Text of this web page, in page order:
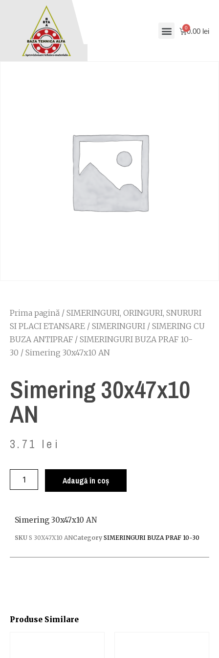
0.00 lei
Prima pagină / SIMERINGURI, ORINGURI, SNURURI
SI PLACI ETANSARE / SIMERINGURI / SIMERING CU
BUZA ANTIPRAF / SIMERINGURI BUZA PRAF 10-
30 / Simering 30x47x10 AN
Simering 30x47x10
AN
3.71 lei
Adaugă în coș
Produse Similare
Simering 30x47x10 AN
SKU S 30X47X10 ANCategory SIMERINGURI BUZA PRAF 10-30